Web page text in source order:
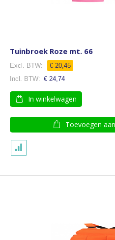
Tuinbroek Roze mt. 66
€ 20,45
€ 24,74
In winkelwagen
Toevoegen